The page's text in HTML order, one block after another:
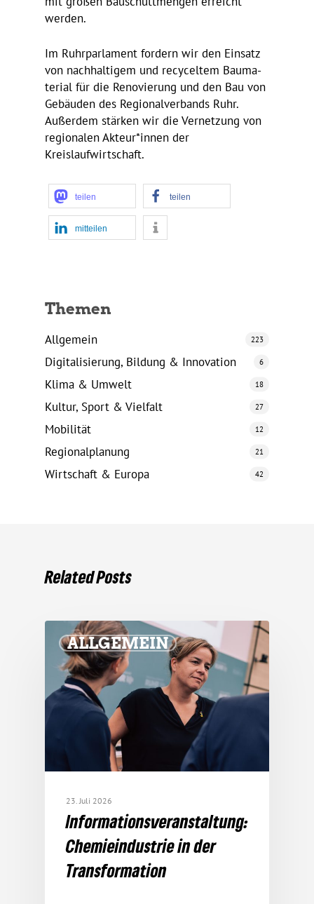
werden.
Im Ruhr­par­la­ment fordern wir den Einsatz
von nach­hal­tigem und recy­celtem Bauma­
te­rial für die Reno­vie­rung und den Bau von
Gebäuden des Regio­nal­ver­bands Ruhr.
Außerdem stärken wir die Vernet­zung von
regio­nalen Akteur*innen der
Kreislaufwirtschaft.
teilen teilen
mitteilen
Themen
Allgemein 223
Digitalisierung, Bildung & Innovation 6
Klima & Umwelt 18
Kultur, Sport & Vielfalt 27
Mobilität 12
Regionalplanung 21
Wirtschaft & Europa 42
Related Posts
ALLGEMEIN
23. Juli 2026
Infor­ma­ti­ons­ver­an­stal­tung:
Chemie­in­dus­trie in der
Transformation